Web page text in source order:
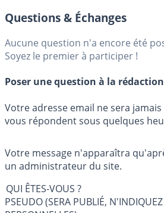
Questions & Échanges
Aucune question n'a encore été
Soyez le premier à participer !
Poser une question à la rédaction
Votre adresse email ne sera
vous répondent sous quelques
Votre message n'apparaîtra
un administrateur du site.
QUI ÊTES-VOUS ?
PSEUDO (SERA PUBLIÉ,